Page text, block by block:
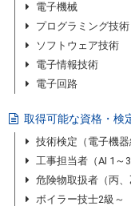
電子機械
プログラミング技術
ソフトウェア技術
電子情報技術
電子回路
取得可能な資格・検
技術検定（電子機
工事担当者（AI 1～3
危険物取扱者（丙、
ボイラー技士2級～